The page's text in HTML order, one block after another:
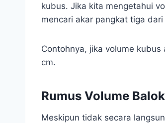
kubus. Jika kita mengetahui
mencari akar pangkat tiga
Contohnya, jika volume kubus
cm.
Rumus Volume Balok
Meskipun tidak secara